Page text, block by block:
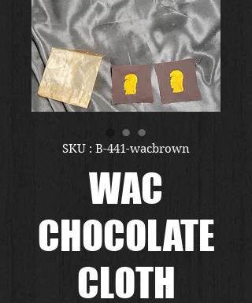
SKU : B-441-wacbrown
WAC
CHOCOLATE
CLOTH